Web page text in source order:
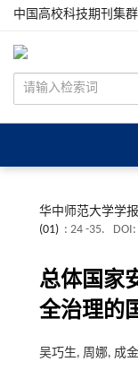
中国高校科技期刊集
华中师范大学学
(01) : 24 -35. DOI:
总体国家
全治理的
吴巧生, 周娜, 成